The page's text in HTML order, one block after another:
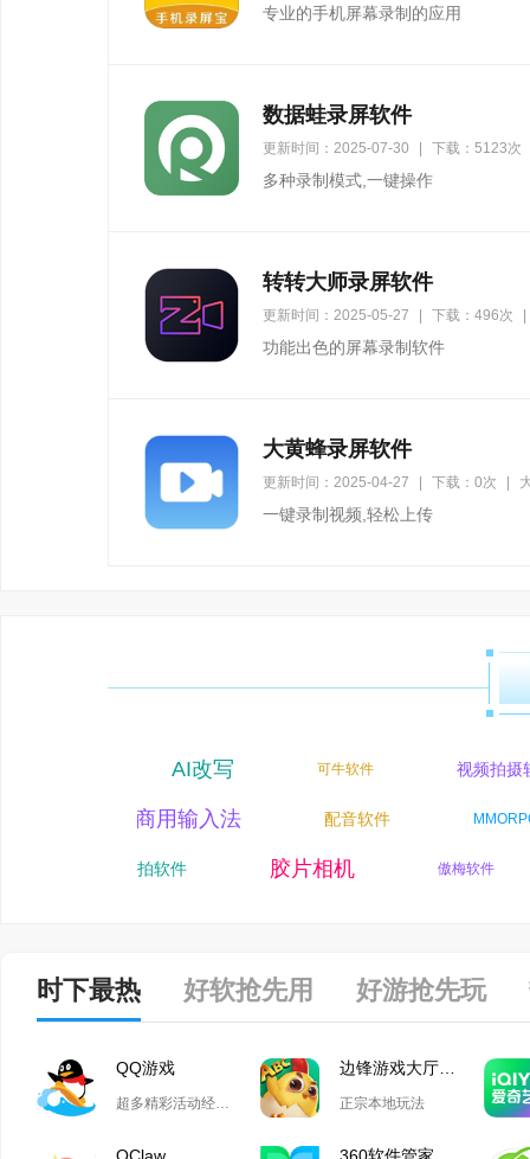
专业的手机屏幕录制的应用
数据蛙录屏软件
更新时间：2025-07-30 下载：5123次
多种录制模式,一键操作
转转大师录屏软件
更新时间：2025-05-27 下载：496次
功能出色的屏幕录制软件
大黄蜂录屏软件
更新时间：2025-04-27 下载：0次
一键录制视频,轻松上传
AI改写 可牛软件 视频拍摄
企业商用输入法 配音软件
爱拍软件 胶片相机 傲梅软件
时下最热 好软抢先用 好游抢先玩
QQ游戏
超多精彩活动经典玩法尽在QQ游戏 正宗本地玩法